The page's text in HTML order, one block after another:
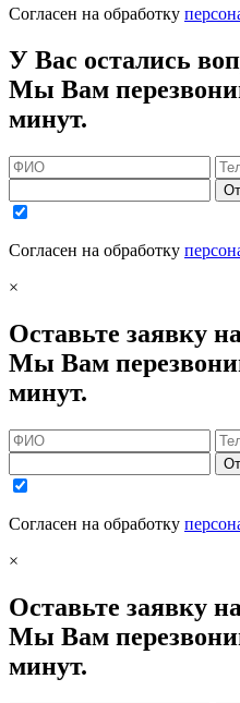
Согласен на обработку
У Вас остались
Мы Вам
минут.
Согласен на обработку
×
Оставьте заявку
Мы Вам
минут.
Согласен на обработку
×
Оставьте заявку
Мы Вам
минут.